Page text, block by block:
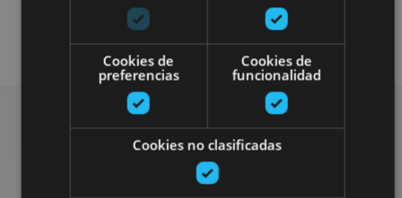
Busca más planes
Cookies de
preferencias
Cookies de
funcionalidad
Cookies no clasificadas